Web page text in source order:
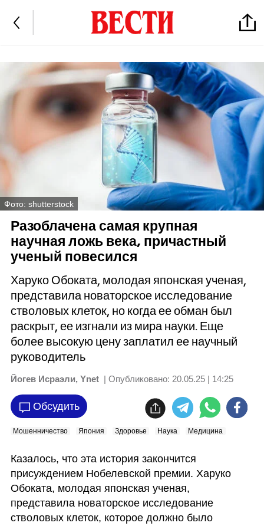
Фото: shutterstock
Разоблачена самая крупная
научная ложь века, причастный
ученый повесился
Харуко Обоката, молодая японская ученая,
представила новаторское исследование
стволовых клеток, но когда ее обман был
раскрыт, ее изгнали из мира науки. Еще
более высокую цену заплатил ее научный
руководитель
Йогев Исраэли, Ynet | Опубликовано: 20.05.25 | 14:25
Обсудить
Мошенничество Япония Здоровье Наука Медицина
Казалось, что эта история закончится
присуждением Нобелевской премии. Харуко
Обоката, молодая японская ученая,
представила новаторское исследование
стволовых клеток, которое должно было